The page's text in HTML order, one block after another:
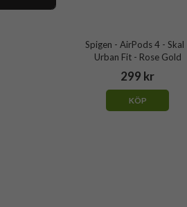
Spigen - AirPods 4 - Skal
Urban Fit - Rose Gold
299 kr
KÖP